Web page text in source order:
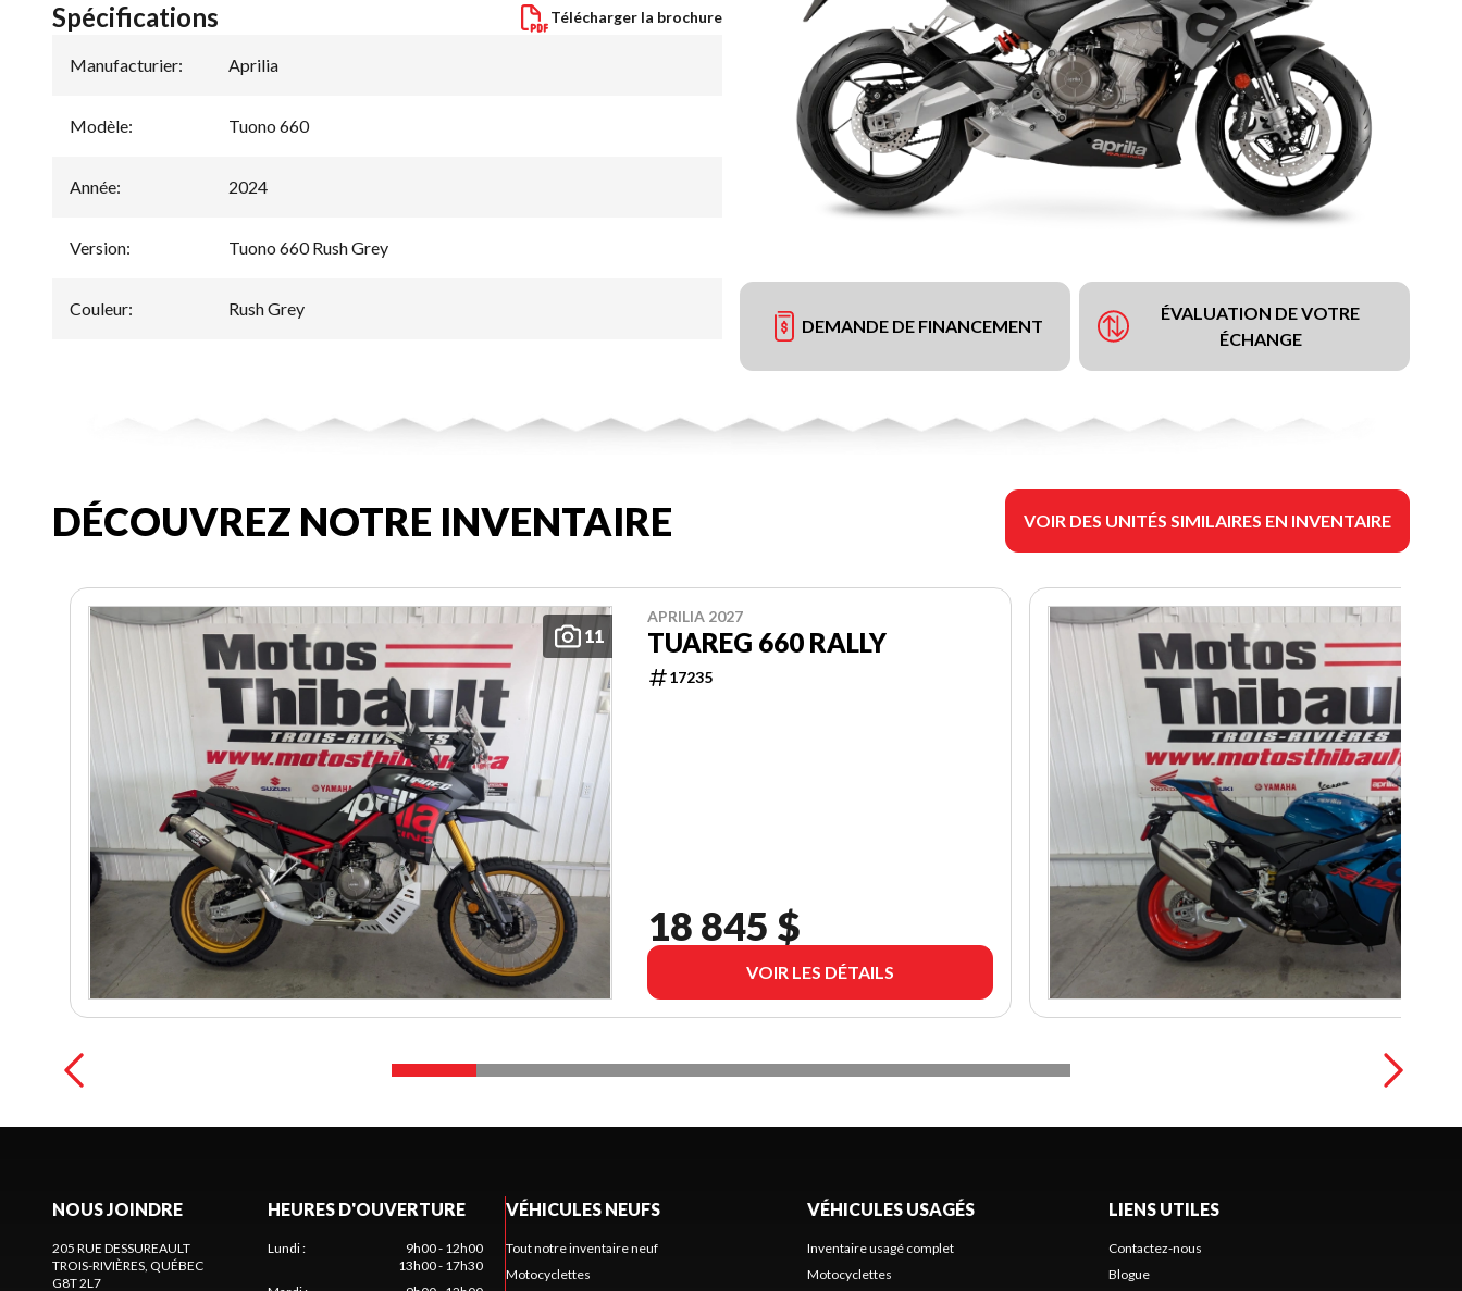
DEMANDE DE FINANCEMENT
ÉVALUATION DE VOTRE
ÉCHANGE
Spécifications Télécharger la brochure
Manufacturier: Aprilia
Modèle: Tuono 660
Année: 2024
Version: Tuono 660 Rush Grey
Couleur: Rush Grey
DÉCOUVREZ NOTRE INVENTAIRE VOIR DES UNITÉS SIMILAIRES EN INVENTAIRE
11
APRILIA 2027
TUAREG 660 RALLY
17235
18 845 $
VOIR LES DÉTAILS
NOUS JOINDRE
205 RUE DESSUREAULT
TROIS-RIVIÈRES , QUÉBEC
G8T 2L7
HEURES D'OUVERTURE
Lundi:
9h00 - 12h00
13h00 - 17h30
VÉHICULES NEUFS
Tout notre inventaire neuf
Motocyclettes
VÉHICULES USAGÉS
Inventaire usagé complet
Motocyclettes
LIENS UTILES
Contactez-nous
Blogue